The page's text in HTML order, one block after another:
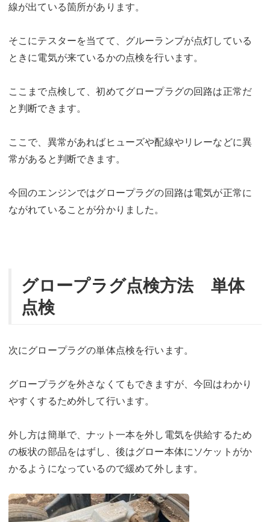
線が出ている箇所があります。
そこにテスターを当てて、グルーランプが点灯している
ときに電気が来ているかの点検を行います。
ここまで点検して、初めてグロープラグの回路は正常だ
と判断できます。
ここで、異常があればヒューズや配線やリレーなどに異
常があると判断できます。
今回のエンジンではグロープラグの回路は電気が正常に
ながれていることが分かりました。
グロープラグ点検方法 単体
点検
次にグロープラグの単体点検を行います。
グロープラグを外さなくてもできますが、今回はわかり
やすくするため外して行います。
外し方は簡単で、ナット一本を外し電気を供給するため
の板状の部品をはずし、後はグロー本体にソケットがか
かるようになっているので緩めて外します。